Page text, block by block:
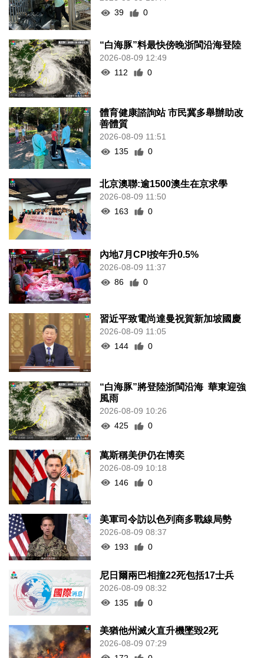
39
0
“白海豚”料最快傍晚浙閩沿海登陸
2026-08-09 12:49
112
0
體育健康諮詢站 市民冀多舉辦助改
善體質
2026-08-09 11:51
135
0
北京澳聯:逾1500澳生在京求學
2026-08-09 11:50
163
0
內地7月CPI按年升0.5%
2026-08-09 11:37
86
0
習近平致電尚達曼祝賀新加坡國慶
2026-08-09 11:05
144
0
“白海豚”將登陸浙閩沿海 華東迎強
風雨
2026-08-09 10:26
425
0
萬斯稱美伊仍在博奕
2026-08-09 10:18
146
0
美軍司令訪以色列商多戰線局勢
2026-08-09 08:37
193
0
尼日爾兩巴相撞22死包括17士兵
2026-08-09 08:32
135
0
美猶他州滅火直升機墜毀2死
2026-08-09 07:29